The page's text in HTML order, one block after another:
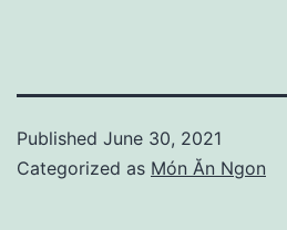
Published June 30, 2021
Categorized as Món Ăn Ngon